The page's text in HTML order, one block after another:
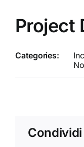
Project
Categories: